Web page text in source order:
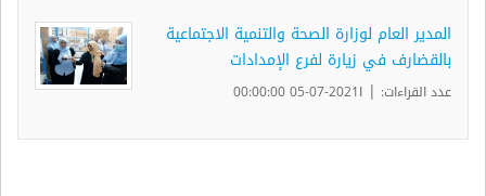
المدير العام لوزارة الصحة والتنمية الاجتماعية
بالقضارف في زيارة لفرع الإمدادات
عدد القراءات: | ا2021-07-05 00:00:00